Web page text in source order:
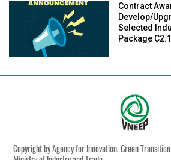
Contract
Develop/
Selected
Package
Copyright by Agency for Innovation, Green